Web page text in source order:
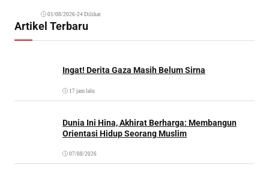
01/08/2026•24 Dilihat
Artikel Terbaru
Ingat! Derita Gaza Masih Belum Sirna
17 jam lalu
Dunia Ini Hina, Akhirat Berharga: Membangun
Orientasi Hidup Seorang Muslim
07/08/2026